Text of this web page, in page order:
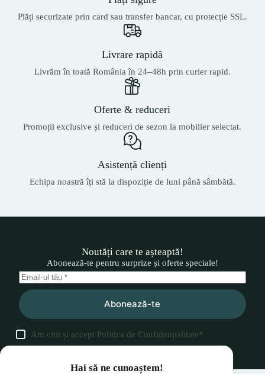
Plăți securizate prin card sau transfer bancar, cu protecție SSL.
Livrare rapidă
Livrăm în toată România în 24–48h prin curier rapid.
Oferte & reduceri
Promoții exclusive și reduceri de sezon la mobilier selectat.
Asistență clienți
Echipa noastră îți stă la dispoziție de luni până sâmbătă.
Noutăți care te așteaptă!
Abonează-te pentru surprize și oferte speciale!
Abonează-te
Am citit și accept Politica de Confidențialitate*
Hai să ne cunoaștem!